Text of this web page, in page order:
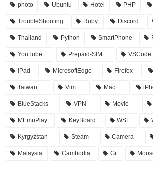
photo Ubuntu Hotel PHP
TroubleShooting Ruby Discord
Thailand Python SmartPhone
YouTube Prepaid-SIM VSCode
iPad MicrosoftEdge Firefox
Taiwan Vim Mac
BlueStacks VPN Movie
MEmuPlay KeyBoard WSL
Kyrgyzstan Steam Camera
Malaysia Cambodia Git